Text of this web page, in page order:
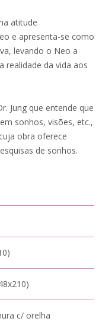
atitude
e apresenta-se como
levando o Neo a
realidade da vida aos
Jung que entende que
sonhos, visões, etc.,
obra oferece
de sonhos.
c/ orelha